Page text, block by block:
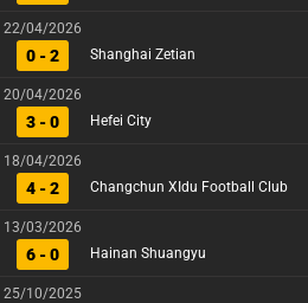
22/04/2026
0 - 2 Shanghai Zetian
20/04/2026
3 - 0 Hefei City
18/04/2026
4 - 2 Changchun XIdu Football Club
13/03/2026
6 - 0 Hainan Shuangyu
25/10/2025